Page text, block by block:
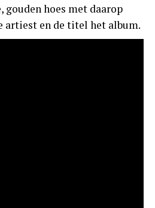
gouden hoes met daarop
artiest en de titel het album.